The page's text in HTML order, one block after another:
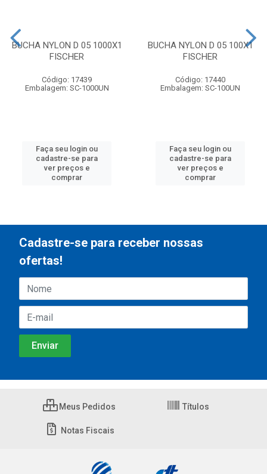
BUCHA NYLON D 05 1000X1
FISCHER
Código: 17439
Embalagem: SC-1000UN
Faça seu login ou
cadastre-se para
ver preços e
comprar
BUCHA NYLON D 05 100X1
FISCHER
Código: 17440
Embalagem: SC-100UN
Faça seu login ou
cadastre-se para
ver preços e
comprar
Cadastre-se para receber nossas
ofertas!
Meus Pedidos Títulos
Notas Fiscais